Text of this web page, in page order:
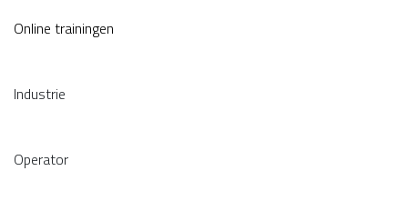
Online trainingen
Industrie
Operator